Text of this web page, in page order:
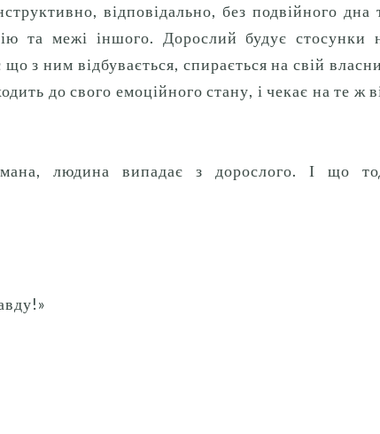
відповідально, без подвійного дна
та межі іншого. Дорослий будує стосунки
з ним відбувається, спирається на свій
до свого емоційного стану, і чекає на те ж
людина випадає з дорослого.
І що